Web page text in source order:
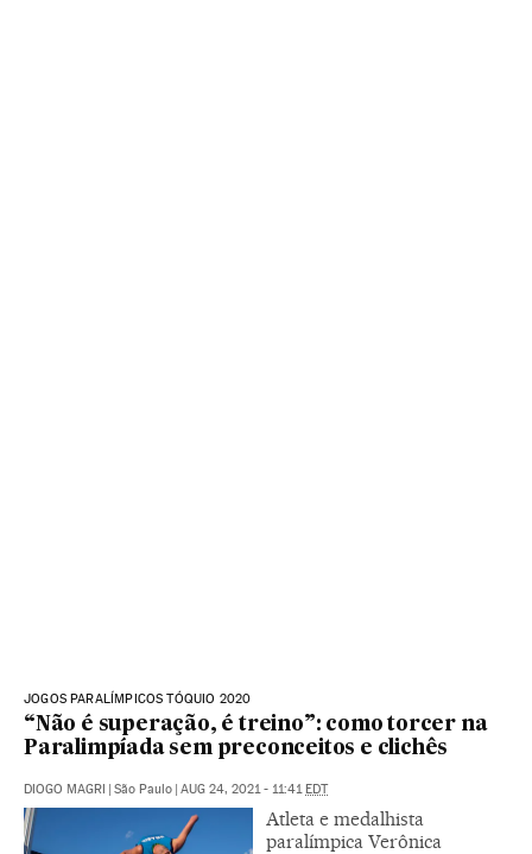
JOGOS PARALÍMPICOS TÓQUIO 2020
“Não é superação, é treino”: como torcer na
Paralimpíada sem preconceitos e clichês
DIOGO MAGRI São Paulo AUG 24, 2021 - 11:41 EDT
Atleta e medalhista
paralímpica Verônica